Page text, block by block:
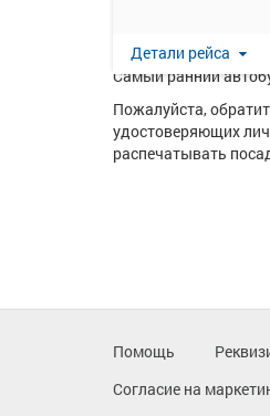
Детали рейса
Перевозку
Самый ранний
Пожалуйста,
удостоверяющих
распечатывать
Помощь
Согласие на